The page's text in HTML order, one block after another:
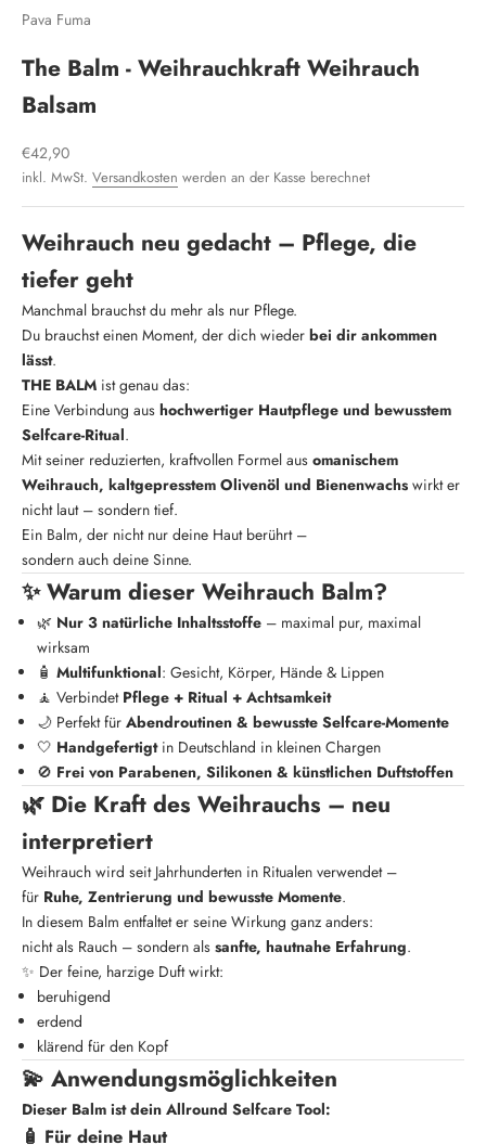
Pava Fuma
The Balm - Weihrauchkraft Weihrauch
Balsam
Angebot
€42,90
inkl. MwSt. Versandkosten werden an der Kasse berechnet
Weihrauch neu gedacht – Pflege, die
tiefer geht
Manchmal brauchst du mehr als nur Pflege.
Du brauchst einen Moment, der dich wieder bei dir ankommen
lässt.
THE BALM ist genau das:
Eine Verbindung aus hochwertiger Hautpflege und bewusstem
Selfcare-Ritual.
Mit seiner reduzierten, kraftvollen Formel aus omanischem
Weihrauch, kaltgepresstem Olivenöl und Bienenwachs wirkt er
nicht laut – sondern tief.
Ein Balm, der nicht nur deine Haut berührt –
sondern auch deine Sinne.
✨ Warum dieser Weihrauch Balm?
🌿 Nur 3 natürliche Inhaltsstoffe – maximal pur, maximal
wirksam
🧴 Multifunktional: Gesicht, Körper, Hände & Lippen
🧘 Verbindet Pflege + Ritual + Achtsamkeit
🌙 Perfekt für Abendroutinen & bewusste Selfcare-Momente
🤍 Handgefertigtin Deutschland in kleinen Chargen
🚫 Frei von Parabenen, Silikonen & künstlichen Duftstoffen
🌿 Die Kraft des Weihrauchs – neu
interpretiert
Weihrauch wird seit Jahrhunderten in Ritualen verwendet –
für Ruhe, Zentrierung und bewusste Momente.
In diesem Balm entfaltet er seine Wirkung ganz anders:
nicht als Rauch – sondern als sanfte, hautnahe Erfahrung.
✨ Der feine, harzige Duft wirkt:
beruhigend
erdend
klärend für den Kopf
💫 Anwendungsmöglichkeiten
Dieser Balm ist dein Allround Selfcare Tool:
🧴 Für deine Haut